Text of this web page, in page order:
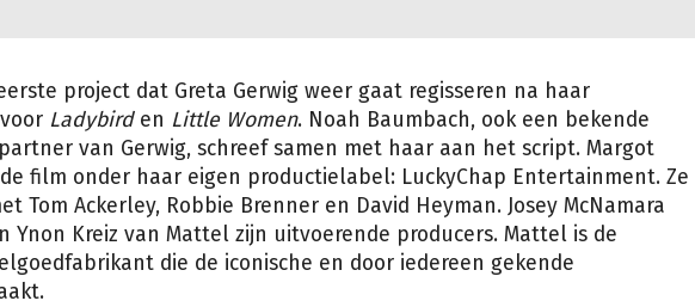
project dat Greta Gerwig weer gaat regisseren na haar
Ladybirden Little Women. Noah Baumbach, ook een bekende
van Gerwig, schreef samen met haar aan het script. Margot
film onder haar eigen productielabel: LuckyChap Entertainment. Ze
Tom Ackerley, Robbie Brenner en David Heyman. Josey McNamara
Ynon Kreiz van Mattel zijn uitvoerende producers. Mattel is de
die de iconische en door iedereen gekende